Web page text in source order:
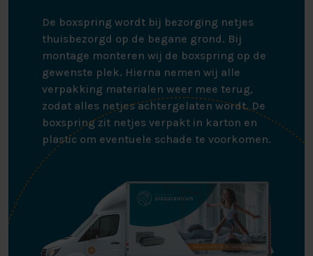
De boxspring wordt bij bezorging netjes
thuisbezorgd op de begane grond. Bij
montage monteren wij de boxspring op de
gewenste plek. Hierna nemen wij alle
verpakking materialen weer mee terug,
zodat alles netjes achtergelaten wordt. De
boxspring zit netjes verpakt in karton en
plastic om eventuele schade te voorkomen.